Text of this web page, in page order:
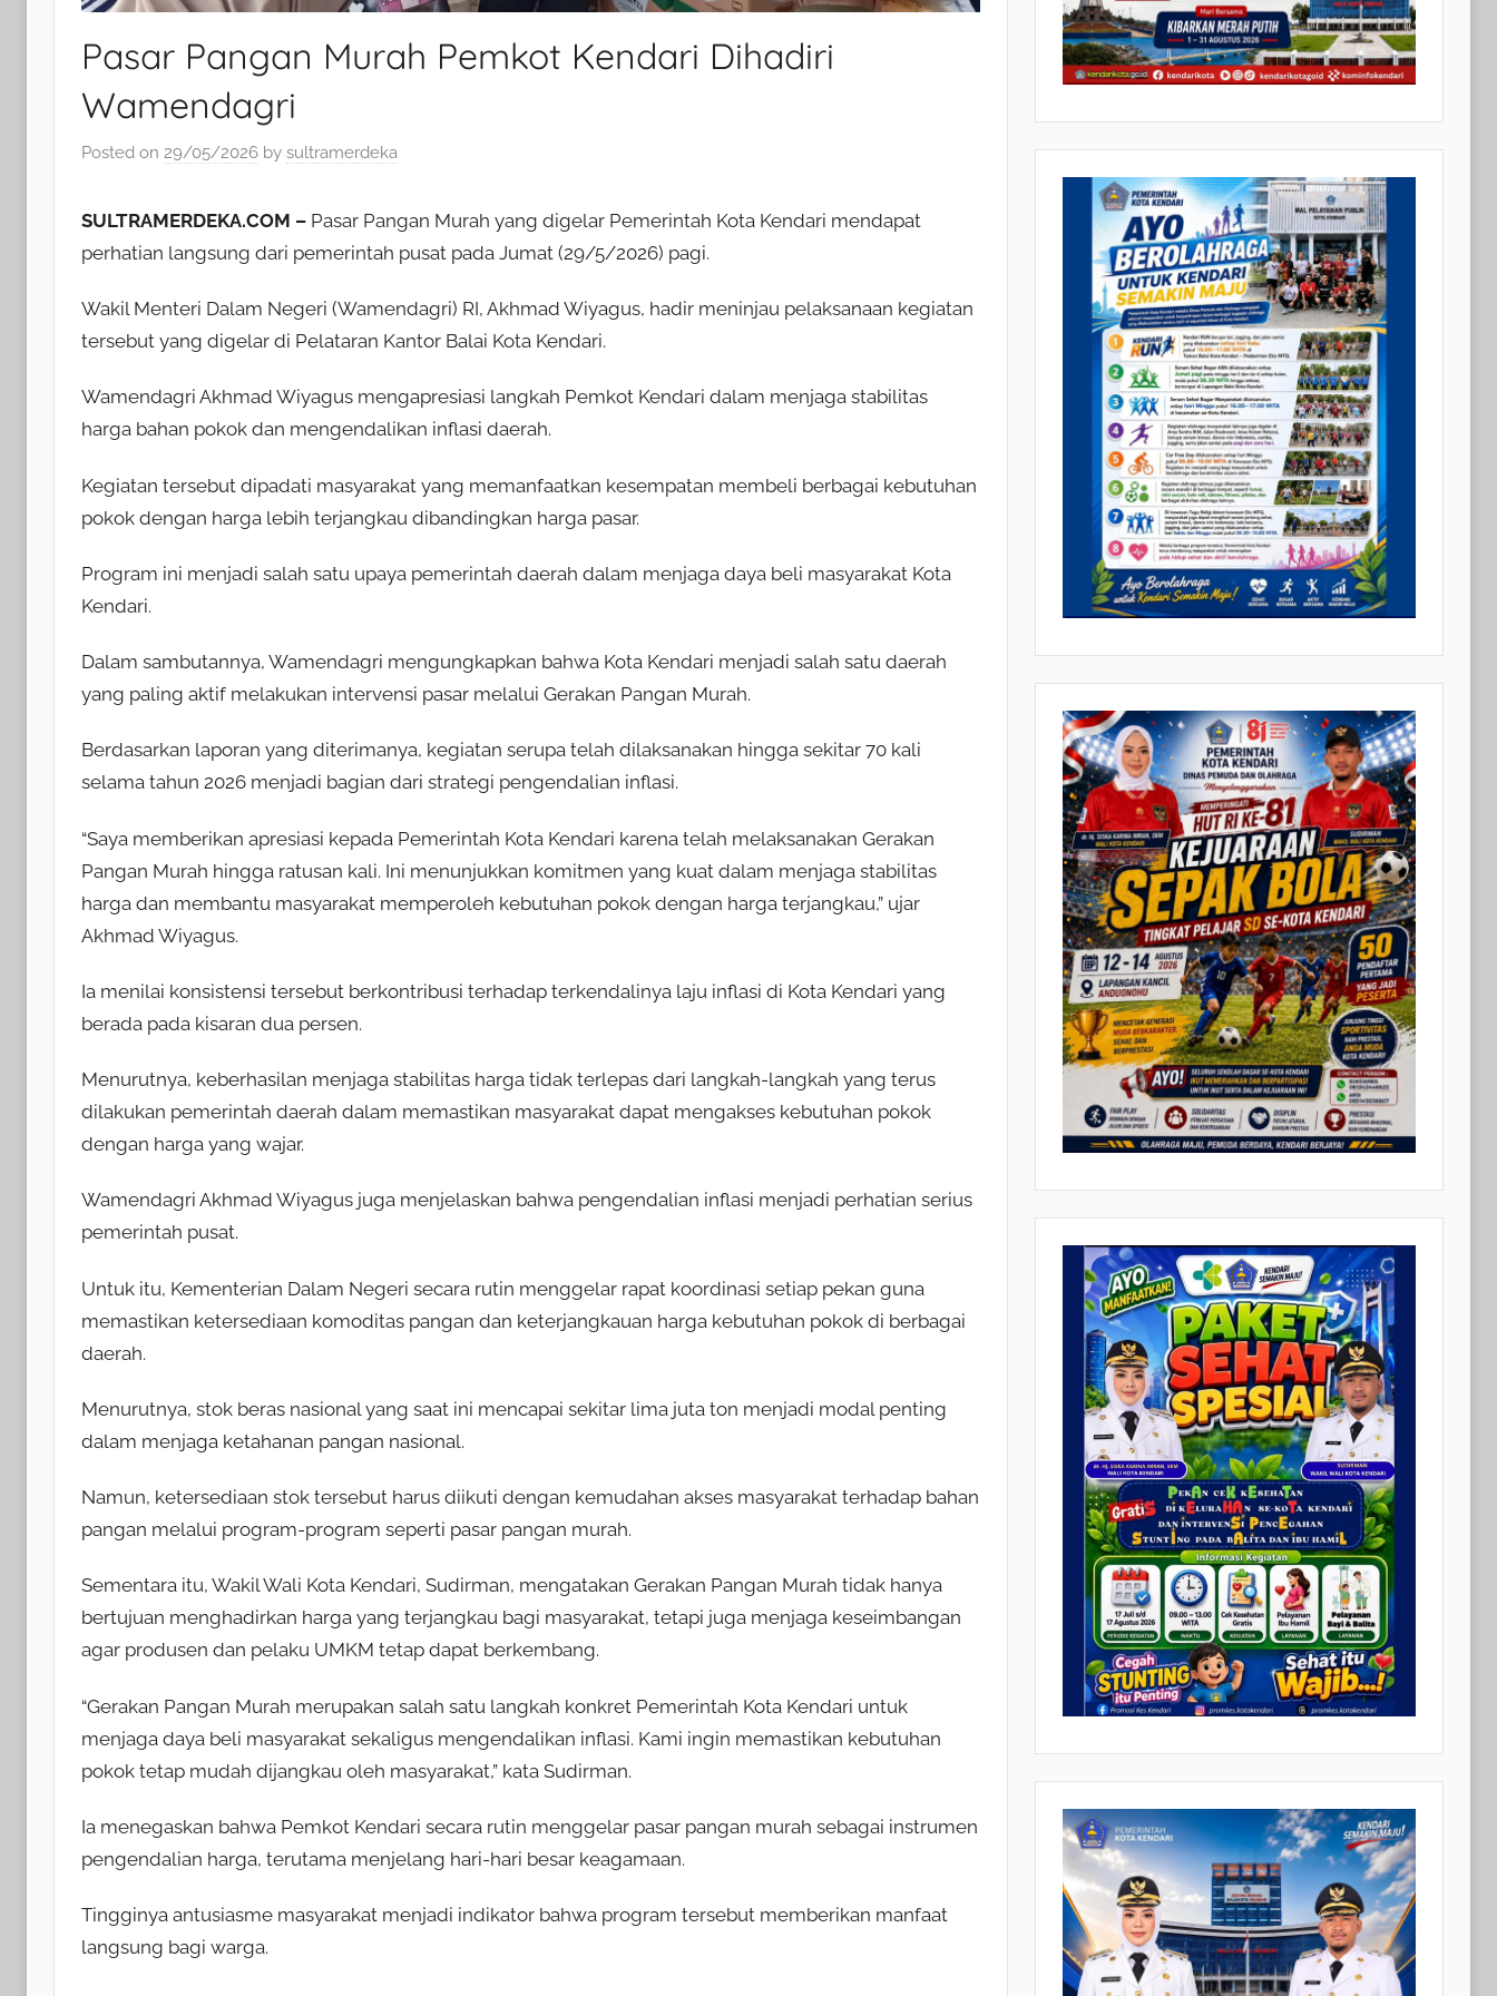
Pasar Pangan Murah Pemkot Kendari Dihadiri
Wamendagri
Posted on 29/05/2026 by sultramerdeka
SULTRAMERDEKA.COM – Pasar Pangan Murah yang digelar Pemerintah Kota Kendari mendapat
perhatian langsung dari pemerintah pusat pada Jumat (29/5/2026) pagi.
Wakil Menteri Dalam Negeri (Wamendagri) RI, Akhmad Wiyagus, hadir meninjau pelaksanaan kegiatan
tersebut yang digelar di Pelataran Kantor Balai Kota Kendari.
Wamendagri Akhmad Wiyagus mengapresiasi langkah Pemkot Kendari dalam menjaga stabilitas
harga bahan pokok dan mengendalikan inflasi daerah.
Kegiatan tersebut dipadati masyarakat yang memanfaatkan kesempatan membeli berbagai kebutuhan
pokok dengan harga lebih terjangkau dibandingkan harga pasar.
Program ini menjadi salah satu upaya pemerintah daerah dalam menjaga daya beli masyarakat Kota
Kendari.
Dalam sambutannya, Wamendagri mengungkapkan bahwa Kota Kendari menjadi salah satu daerah
yang paling aktif melakukan intervensi pasar melalui Gerakan Pangan Murah.
Berdasarkan laporan yang diterimanya, kegiatan serupa telah dilaksanakan hingga sekitar 70 kali
selama tahun 2026 menjadi bagian dari strategi pengendalian inflasi.
“Saya memberikan apresiasi kepada Pemerintah Kota Kendari karena telah melaksanakan Gerakan
Pangan Murah hingga ratusan kali. Ini menunjukkan komitmen yang kuat dalam menjaga stabilitas
harga dan membantu masyarakat memperoleh kebutuhan pokok dengan harga terjangkau,” ujar
Akhmad Wiyagus.
Ia menilai konsistensi tersebut berkontribusi terhadap terkendalinya laju inflasi di Kota Kendari yang
berada pada kisaran dua persen.
Menurutnya, keberhasilan menjaga stabilitas harga tidak terlepas dari langkah-langkah yang terus
dilakukan pemerintah daerah dalam memastikan masyarakat dapat mengakses kebutuhan pokok
dengan harga yang wajar.
Wamendagri Akhmad Wiyagus juga menjelaskan bahwa pengendalian inflasi menjadi perhatian serius
pemerintah pusat.
Untuk itu, Kementerian Dalam Negeri secara rutin menggelar rapat koordinasi setiap pekan guna
memastikan ketersediaan komoditas pangan dan keterjangkauan harga kebutuhan pokok di berbagai
daerah.
Menurutnya, stok beras nasional yang saat ini mencapai sekitar lima juta ton menjadi modal penting
dalam menjaga ketahanan pangan nasional.
Namun, ketersediaan stok tersebut harus diikuti dengan kemudahan akses masyarakat terhadap bahan
pangan melalui program-program seperti pasar pangan murah.
Sementara itu, Wakil Wali Kota Kendari, Sudirman, mengatakan Gerakan Pangan Murah tidak hanya
bertujuan menghadirkan harga yang terjangkau bagi masyarakat, tetapi juga menjaga keseimbangan
agar produsen dan pelaku UMKM tetap dapat berkembang.
“Gerakan Pangan Murah merupakan salah satu langkah konkret Pemerintah Kota Kendari untuk
menjaga daya beli masyarakat sekaligus mengendalikan inflasi. Kami ingin memastikan kebutuhan
pokok tetap mudah dijangkau oleh masyarakat,” kata Sudirman.
Ia menegaskan bahwa Pemkot Kendari secara rutin menggelar pasar pangan murah sebagai instrumen
pengendalian harga, terutama menjelang hari-hari besar keagamaan.
Tingginya antusiasme masyarakat menjadi indikator bahwa program tersebut memberikan manfaat
langsung bagi warga.